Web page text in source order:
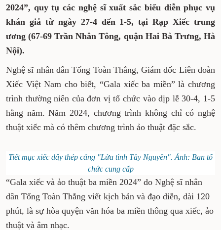
2024”, quy tụ các nghệ sĩ xuất sắc biểu diễn phục vụ
khán giả từ ngày 27-4 đến 1-5, tại Rạp Xiếc trung
ương (67-69 Trần Nhân Tông, quận Hai Bà Trưng, Hà
Nội).
Nghệ sĩ nhân dân Tống Toàn Thắng, Giám đốc Liên đoàn
Xiếc Việt Nam cho biết, “Gala xiếc ba miền” là chương
trình thường niên của đơn vị tổ chức vào dịp lễ 30-4, 1-5
hằng năm. Năm 2024, chương trình không chỉ có nghệ
thuật xiếc mà có thêm chương trình ảo thuật đặc sắc.
Tiết mục xiếc dây thép căng "Lửa tình Tây Nguyên". Ảnh: Ban tổ
chức cung cấp
“Gala xiếc và ảo thuật ba miền 2024” do Nghệ sĩ nhân
dân Tống Toàn Thắng viết kịch bản và đạo diễn, dài 120
phút, là sự hòa quyện văn hóa ba miền thông qua xiếc, ảo
thuật và âm nhạc.